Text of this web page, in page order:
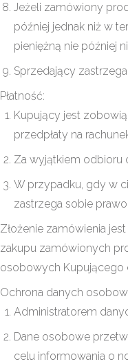
Jeżeli zamówiony
później jednak niż w
pieniężną nie później
Sprzedający
Płatność:
Kupujący jest
przedpłaty na
Za wyjątkiem odbioru
W przypadku, gdy w
zastrzega sobie
Złożenie zamówienia
zakupu zamówionych
osobowych Kupującego
Ochrona danych
Administratorem
Dane osobowe
celu informowania o